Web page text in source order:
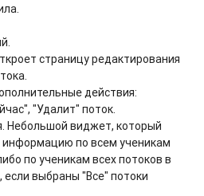
страницу редактирования
действия:
"Удалит" поток.
Небольшой виджет, который
по всем ученикам
по ученикам всех потоков в
если выбраны "Все" потоки